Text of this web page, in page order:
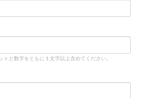
と数字をともに 1 文字以上含めてください。